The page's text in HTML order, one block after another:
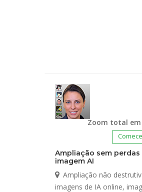
Zoom total em
Ampliação sem perdas
imagem AI
Ampliação não
imagens de IA online,